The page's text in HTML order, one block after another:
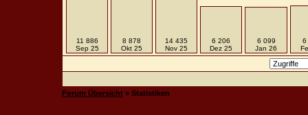
11 886
Sep 25
8 878
Okt 25
14 435
Nov 25
6 206
Dez 25
6 099
Jan 26
6
Forum Übersicht » Statistiken